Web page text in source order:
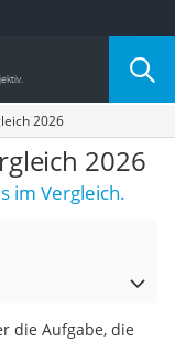
2026
2026
im Vergleich.
die Aufgabe, die